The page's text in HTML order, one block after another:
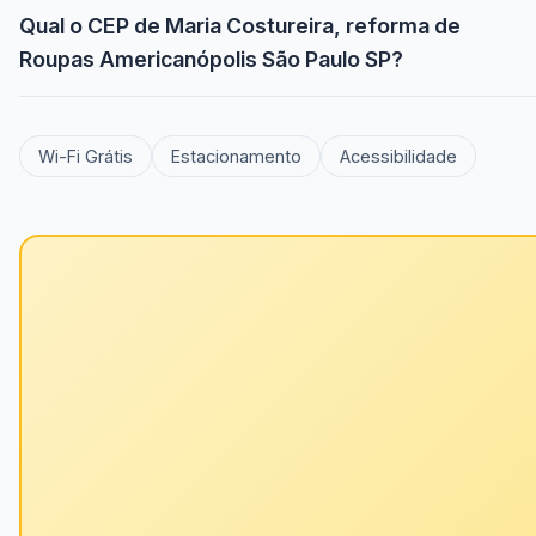
Qual o CEP de Maria Costureira, reforma de
Roupas Americanópolis São Paulo SP?
Wi-Fi Grátis Estacionamento Acessibilidade